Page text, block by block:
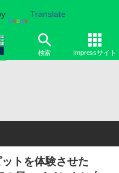
Translate
検索 Impressサイト
トを体験させた